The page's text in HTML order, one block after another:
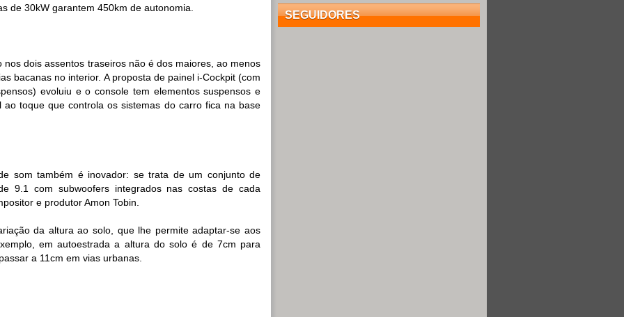
de 30kW garantem 450km de autonomia.
nos dois assentos traseiros não é dos maiores, ao menos
bacanas no interior. A proposta de painel i-Cockpit (com
evoluiu e o console tem elementos suspensos e
ao toque que controla os sistemas do carro fica na base
som também é inovador: se trata de um conjunto de
9.1 com subwoofers integrados nas costas de cada
e produtor Amon Tobin.
da altura ao solo, que lhe permite adaptar-se aos
em autoestrada a altura do solo é de 7cm para
a 11cm em vias urbanas.
SEGUIDORES